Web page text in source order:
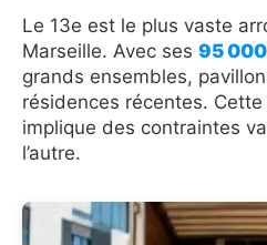
Le 13e est le plus vaste
Marseille. Avec ses 95
grands ensembles,
résidences récentes.
implique des contraintes
l’autre.